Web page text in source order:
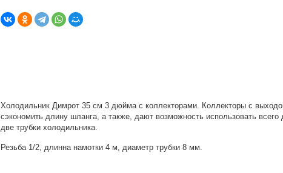
Холодильник Димрот 35 см 3 дюйма с коллекторами. Коллекторы с
сэкономить длину шланга, а также, дают возможность использовать
две трубки холодильника.
Резьба 1/2, длинна намотки 4 м, диаметр трубки 8 мм.